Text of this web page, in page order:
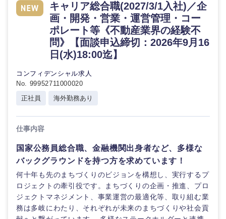
キャリア総合職(2027/3/1入社)／企
画・開発・営業・運営管理・コー
ポレート等《不動産業界の経験不
問》【面談申込締切：2026年9月16
日(水)18:00迄】
コンフィデンシャル求人
No. 99952711000020
正社員
海外勤務あり
仕事内容
国家公務員総合職、金融機関出身者など、多様な
バックグラウンドを持つ方を求めています！
何十年も先のまちづくりのビジョンを構想し、実行するプ
ロジェクトの牽引役です。まちづくりの企画・推進、プロ
ジェクトマネジメント、事業運営の最適化等、取り組む業
務は多岐にわたり、それぞれが未来のまちづくりや社会貢